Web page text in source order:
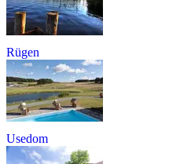
Rügen
Usedom